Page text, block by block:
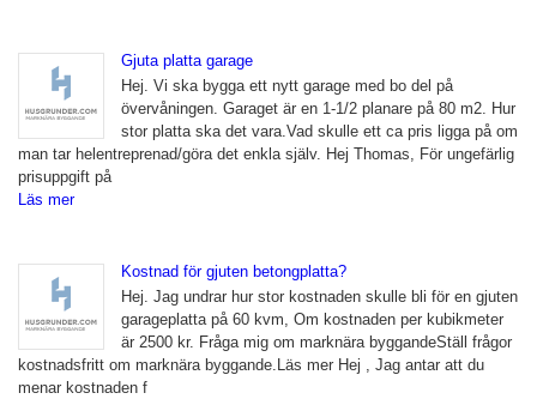
Gjuta platta garage
Hej. Vi ska bygga ett nytt garage med bo del på
övervåningen. Garaget är en 1-1/2 planare på 80 m2. Hur
stor platta ska det vara.Vad skulle ett ca pris ligga på om
man tar helentreprenad/göra det enkla själv. Hej Thomas, För ungefärlig
prisuppgift på
Läs mer
Kostnad för gjuten betongplatta?
Hej. Jag undrar hur stor kostnaden skulle bli för en gjuten
garageplatta på 60 kvm, Om kostnaden per kubikmeter
är 2500 kr. Fråga mig om marknära byggandeStäll frågor
kostnadsfritt om marknära byggande.Läs mer Hej , Jag antar att du
menar kostnaden f